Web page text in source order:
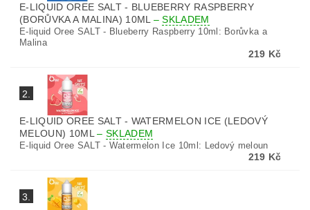
E-LIQUID OREE SALT - BLUEBERRY RASPBERRY
(BORŮVKA A MALINA) 10ML –SKLADEM
E-liquid Oree SALT - Blueberry Raspberry 10ml: Borůvka a
Malina
219 Kč
2.
E-LIQUID OREE SALT - WATERMELON ICE (LEDOVÝ
MELOUN) 10ML– SKLADEM
E-liquid Oree SALT - Watermelon Ice 10ml: Ledový meloun
219 Kč
3.